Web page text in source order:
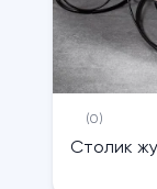
(0)
Столик